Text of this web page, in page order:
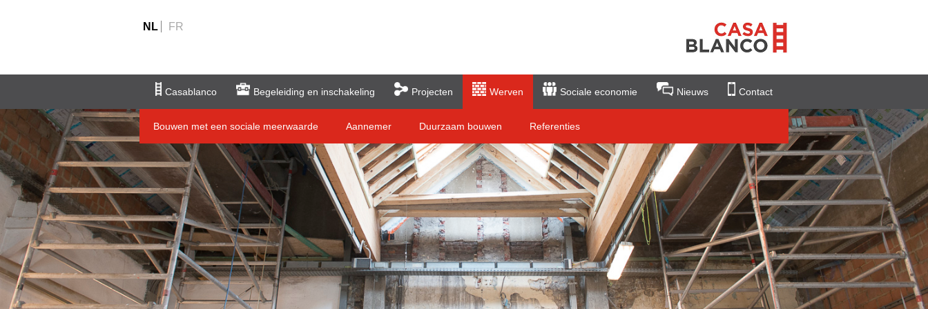
NL FR
Casablanco Begeleiding en inschakeling Projecten Werven
Bouwen met een sociale meerwaarde Aannemer Duurzaam bouwen Referenties
Sociale economie Nieuws Contact